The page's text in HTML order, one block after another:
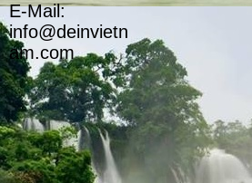
E-Mail:
info@deinvietn
am.com